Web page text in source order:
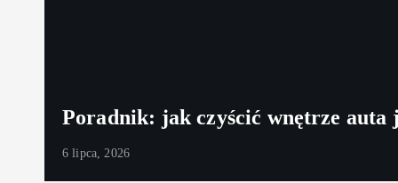
Poradnik: jak czyścić wnętrze auta
6 lipca, 2026